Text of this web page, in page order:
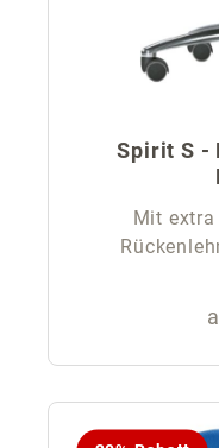
Spirit S -
Mit